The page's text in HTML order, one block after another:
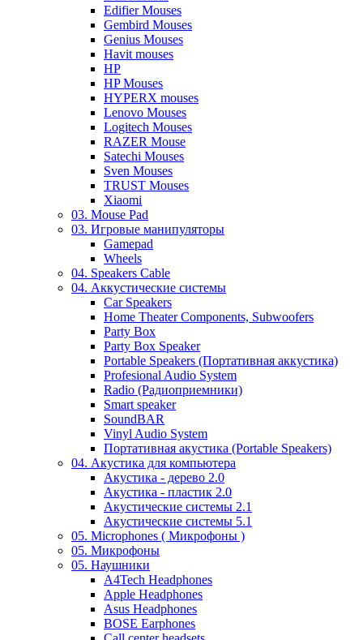
Edifier Mouses
Gembird Mouses
Genius Mouses
Havit mouses
HP
HP Mouses
HYPERX mouses
Lenovo Mouses
Logitech Mouses
RAZER Mouse
Satechi Mouses
Sven Mouses
TRUST Mouses
Xiaomi
03. Mouse Pad
03. Игровые манипуляторы
Gamepad
Wheels
04. Speakers Cable
04. Аккустические системы
Car Speakers
Home Theater Components, Subwoofers
Party Box
Party Box Speaker
Portable Speakers (Портативная аккустика)
Profesional Audio System
Radio (Радиоприемники)
Smart speaker
SoundBAR
Vinyl Audio System
Портативная акустика (Portable Speakers)
04. Акустика для компьютера
Акустика - дерево 2.0
Акустика - пластик 2.0
Акустические системы 2.1
Акустические системы 5.1
05. Microphones ( Микрофоны )
05. Микрофоны
05. Наушники
A4Tech Headphones
Apple Headphones
Asus Headphones
BOSE Earphones